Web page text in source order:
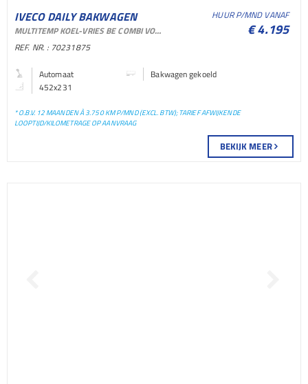
IVECO DAILY BAKWAGEN
GEKOELD BAKWAGEN
GEKOELD LICHTE
BEDRIJFSAUTO
MULTITEMP KOEL-VRIES BE COMBI VOOR VERHUUR EN SHORTLEASE
HUUR P/MND VANAF
€ 4.195
REF. NR. : 70231875
Automaat
Bakwagen gekoeld
452x231
* O.B.V. 12 MAANDEN À 3.750 KM P/MND (EXCL. BTW); TARIEF AFWIJKENDE
LOOPTIJD/KILOMETRAGE OP AANVRAAG
BEKIJK MEER